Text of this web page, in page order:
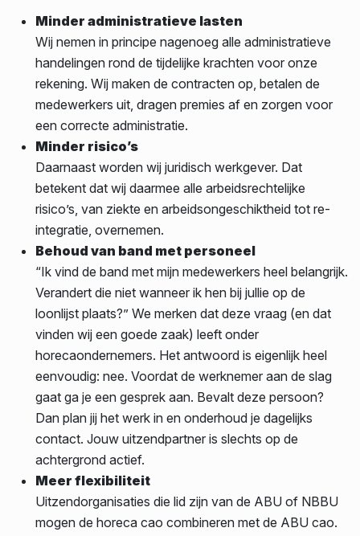
Minder administratieve lasten
Wij nemen in principe nagenoeg alle administratieve
handelingen rond de tijdelijke krachten voor onze
rekening. Wij maken de contracten op, betalen de
medewerkers uit, dragen premies af en zorgen voor
een correcte administratie.
Minder risico’s
Daarnaast worden wij juridisch werkgever. Dat
betekent dat wij daarmee alle arbeidsrechtelijke
risico’s, van ziekte en arbeidsongeschiktheid tot re-
integratie, overnemen.
Behoud van band met personeel
“Ik vind de band met mijn medewerkers heel belangrijk.
Verandert die niet wanneer ik hen bij jullie op de
loonlijst plaats?” We merken dat deze vraag (en dat
vinden wij een goede zaak) leeft onder
horecaondernemers. Het antwoord is eigenlijk heel
eenvoudig: nee. Voordat de werknemer aan de slag
gaat ga je een gesprek aan. Bevalt deze persoon?
Dan plan jij het werk in en onderhoud je dagelijks
contact. Jouw uitzendpartner is slechts op de
achtergrond actief.
Meer flexibiliteit
Uitzendorganisaties die lid zijn van de ABU of NBBU
mogen de horeca cao combineren met de ABU cao.